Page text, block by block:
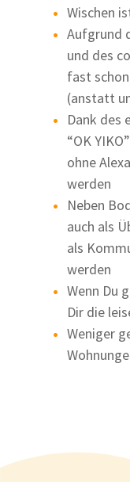
Wischen
Aufgrund
und des
fast
(anstatt
Dank des
“OK
ohne
werden
Neben
auch als
als
werden
Wenn Du
Dir die
Weniger